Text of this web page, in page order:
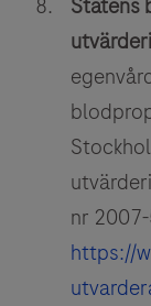
nr
https://